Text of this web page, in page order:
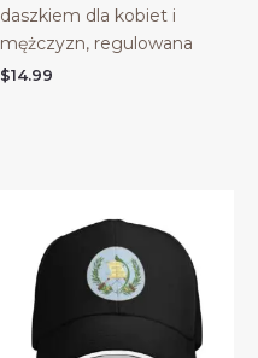
daszkiem dla kobiet i
mężczyzn, regulowana
$14.99